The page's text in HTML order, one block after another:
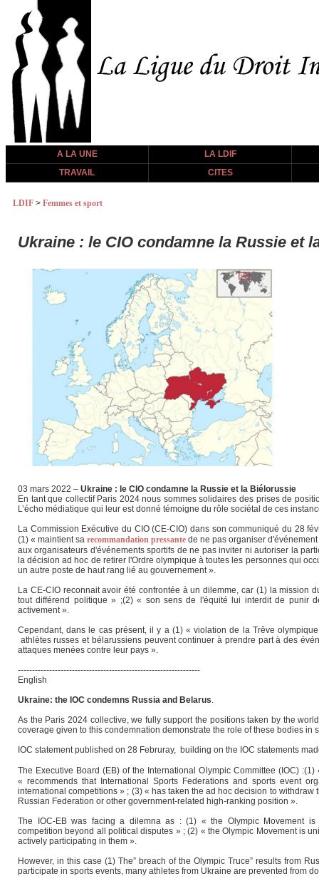
A LA UNE
LA LDIF
TRAVAIL
CITES
LDIF > Femmes et sport
Ukraine : le CIO condamne la Russie et
03 mars 2022 – Ukraine : le CIO condamne la Russie et la Biélorussie
En tant que collectif Paris 2024 nous sommes solidaires des prises de
L’écho médiatique qui leur est donné témoigne du rôle sociétal de ces
La Commission Exécutive du CIO (CE-CIO) dans son communiqué du 28
(1) « maintient sa recommandation pressante de ne pas organiser
aux organisateurs d'événements sportifs de ne pas inviter ni autoriser la
la décision ad hoc de retirer l'Ordre olympique à toutes les personnes qui
un autre poste de haut rang lié au gouvernement ».
La CE-CIO reconnait avoir été confrontée à un dilemme, car (1) la
tout différend politique » ;(2) « son sens de l'équité lui interdit de punir
activement ».
Cependant, dans le cas présent, il y a (1) « violation de la Trêve
athlètes russes et bélarussiens peuvent continuer à prendre part à des
attaques menées contre leur pays ».
----------------------------------------------------------------
English
Ukraine: the IOC condemns Russia and Belarus.
As the Paris 2024 collective, we fully support the positions taken by the
coverage given to this condemnation demonstrate the role of these bodies
IOC statement published on 28 Februray, building on the IOC statements
The Executive Board (EB) of the International Olympic Committee (IOC)
« recommends that International Sports Federations and sports event
international competitions » ; (3) « has taken the ad hoc decision to
Russian Federation or other government-related high-ranking position ».
The IOC-EB was facing a dilemna as : (1) « the Olympic Movement
competition beyond all political disputes » ; (2) « the Olympic Movement is
actively participating in them ».
However, in this case (1) The” breach of the Olympic Truce” results from
participate in sports events, many athletes from Ukraine are prevented from